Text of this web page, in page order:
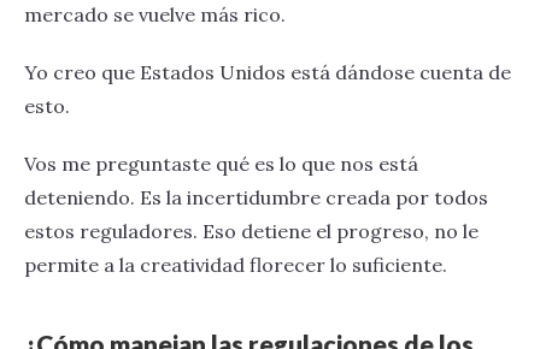
mercado se vuelve más rico.
Yo creo que Estados Unidos está dándose cuenta de
esto.
Vos me preguntaste qué es lo que nos está
deteniendo. Es la incertidumbre creada por todos
estos reguladores. Eso detiene el progreso, no le
permite a la creatividad florecer lo suficiente.